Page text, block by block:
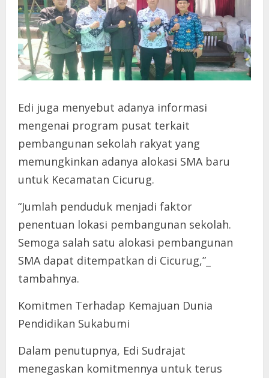
Edi juga menyebut adanya informasi
mengenai program pusat terkait
pembangunan sekolah rakyat yang
memungkinkan adanya alokasi SMA baru
untuk Kecamatan Cicurug.
“Jumlah penduduk menjadi faktor
penentuan lokasi pembangunan sekolah.
Semoga salah satu alokasi pembangunan
SMA dapat ditempatkan di Cicurug,”_
tambahnya.
Komitmen Terhadap Kemajuan Dunia
Pendidikan Sukabumi
Dalam penutupnya, Edi Sudrajat
menegaskan komitmennya untuk terus